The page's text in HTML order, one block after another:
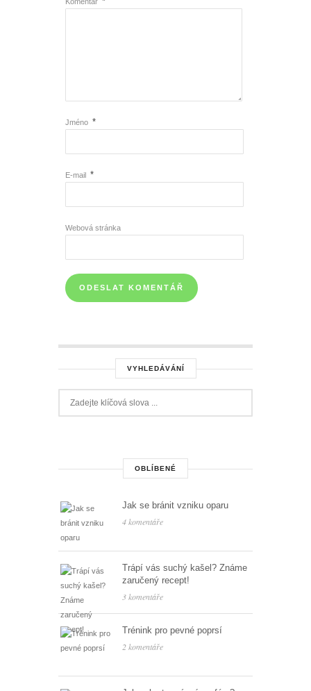
Jméno *
E-mail *
Webová stránka
VYHLEDÁVÁNÍ
OBLÍBENÉ
Jak se bránit vzniku oparu
4 komentáře
Trápí vás suchý kašel? Známe
zaručený recept!
3 komentáře
Trénink pro pevné poprsí
2 komentáře